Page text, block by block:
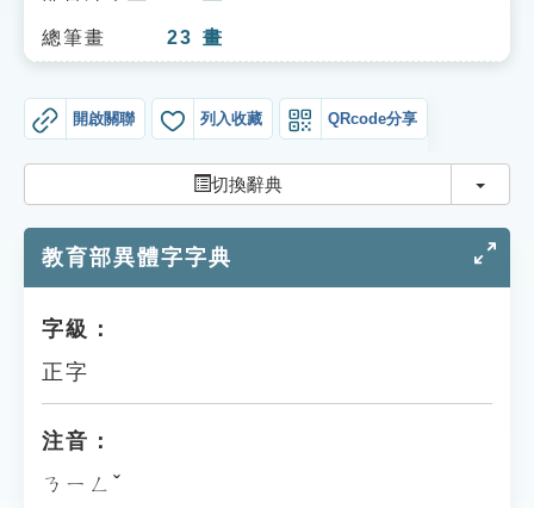
單字索引
貓頭鷹博士
總筆畫 23 畫
開啟關聯 列入收藏 QRcode分享
切換辭典 切換
教育部異體字字典
字級：
正字
注音：
ㄋㄧㄥˇ